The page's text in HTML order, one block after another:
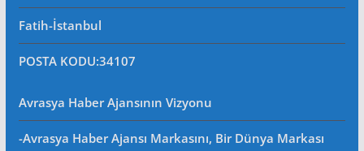
Fatih-İstanbul
POSTA KODU:34107
Avrasya Haber Ajansının Vizyonu
-Avrasya Haber Ajansı Markasını, Bir Dünya Markası